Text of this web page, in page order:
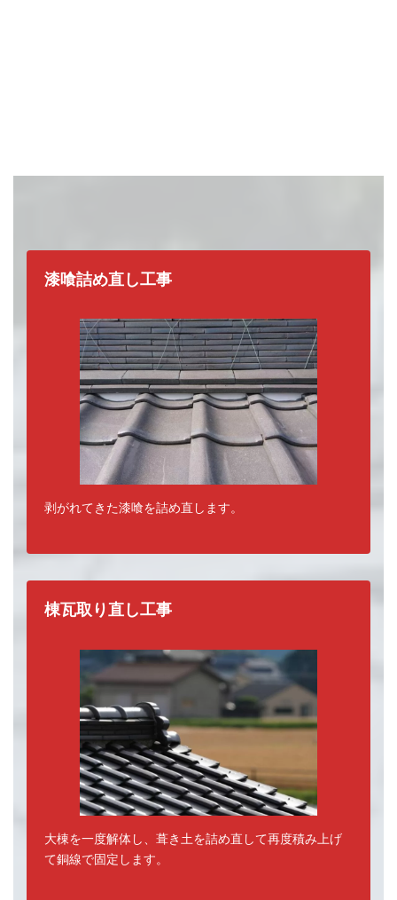
瓦屋根の補修工事の種類
漆喰詰め直し工事
剥がれてきた漆喰を詰め直します。
棟瓦取り直し工事
大棟を一度解体し、葺き土を詰め直して再度積み上げ
て銅線で固定します。